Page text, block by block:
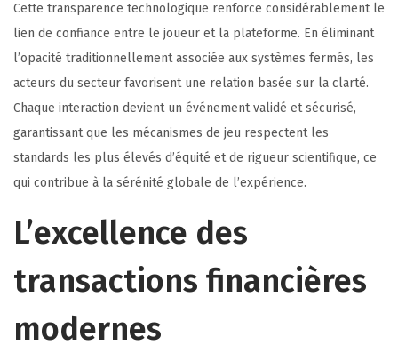
Cette transparence technologique renforce considérablement le
lien de confiance entre le joueur et la plateforme. En éliminant
l’opacité traditionnellement associée aux systèmes fermés, les
acteurs du secteur favorisent une relation basée sur la clarté.
Chaque interaction devient un événement validé et sécurisé,
garantissant que les mécanismes de jeu respectent les
standards les plus élevés d’équité et de rigueur scientifique, ce
qui contribue à la sérénité globale de l’expérience.
L’excellence des
transactions financières
modernes